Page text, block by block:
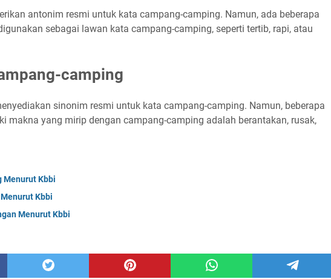
antonim resmi untuk kata campang-camping. Namun, ada beberapa
sebagai lawan kata campang-camping, seperti tertib, rapi, atau
camping
sinonim resmi untuk kata campang-camping. Namun, beberapa
makna yang mirip dengan campang-camping adalah berantakan, rusak,
Menurut Kbbi
Kbbi
Menurut Kbbi